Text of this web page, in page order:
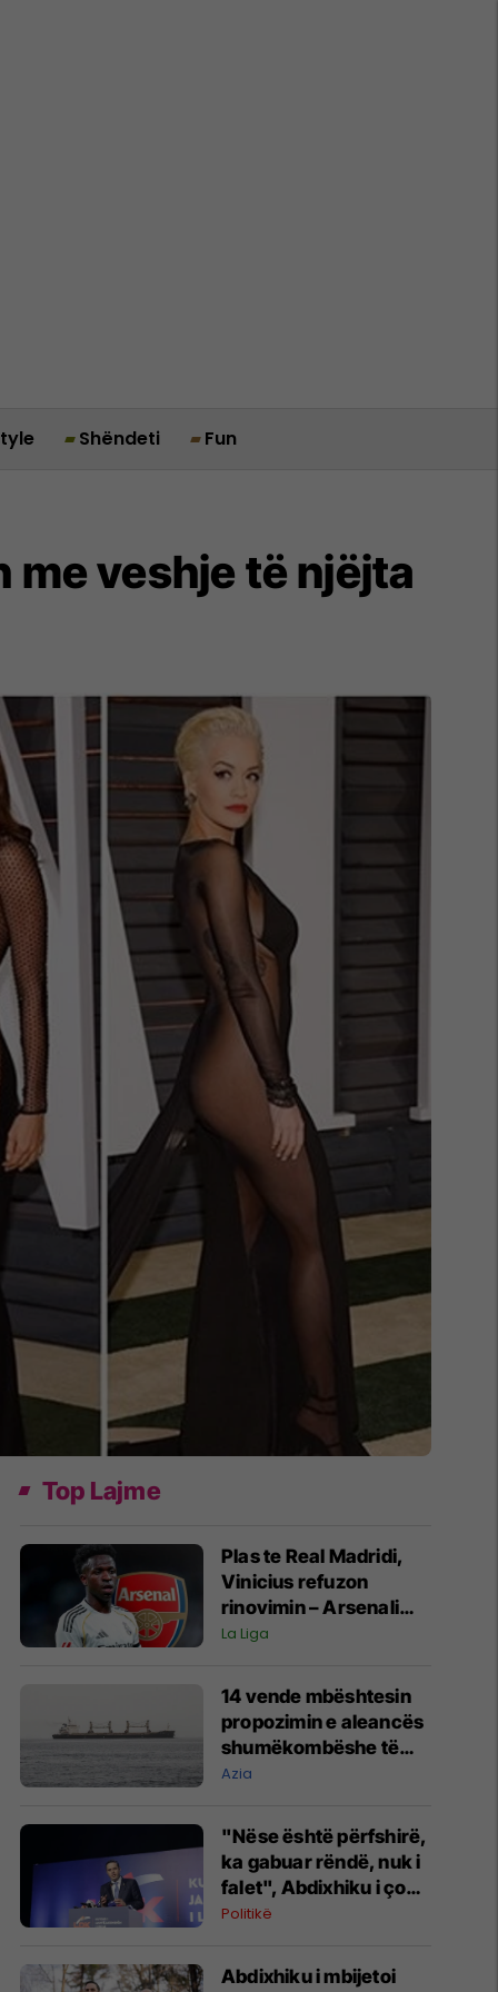
Shëndeti Fun
me veshje të njëjta
Top Lajme
Plas te Real Madridi,
Vinicius refuzon
rinovimin – Arsenali
gati ofertën 140
La Liga
14 vende mbështesin
propozimin e aleancës
shumëkombëshe të
mbrojtjes detare të
Saudite
Azia
"Nëse është përfshirë,
ka gabuar rëndë, nuk i
falet", Abdixhiku i çon
“selam” Përparim
Politikë
Abdixhiku i mbijetoi